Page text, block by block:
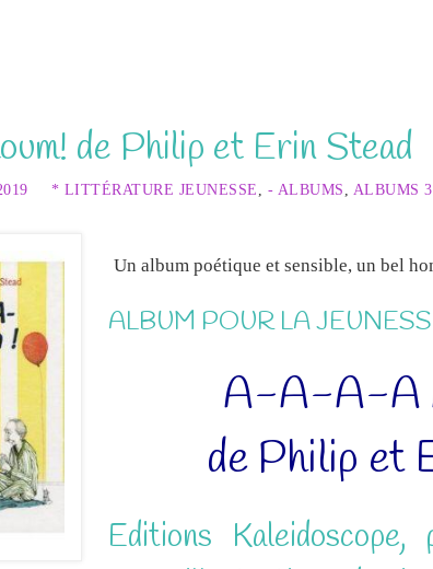
de Philip et Erin Stead
* LITTÉRATURE JEUNESSE - ALBUMS ALBUMS
Un album poétique et sensible, un bel
ALBUM POUR LA
A-A-A-A
de Philip et
Editions